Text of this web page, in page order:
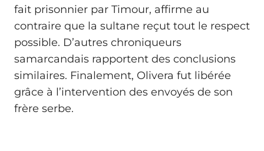
fait prisonnier par Timour, affirme au
contraire que la sultane reçut tout le respect
possible. D’autres chroniqueurs
samarcandais rapportent des conclusions
similaires. Finalement, Olivera fut libérée
grâce à l’intervention des envoyés de son
frère serbe.